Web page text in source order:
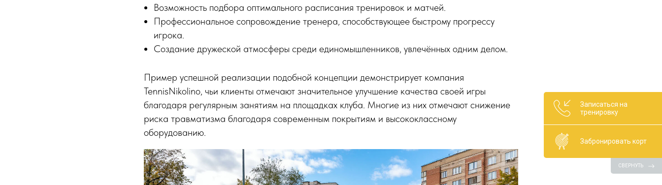
Возможность подбора оптимального расписания тренировок и матчей.
Профессиональное сопровождение тренера, способствующее быстрому прогрессу
игрока.
Создание дружеской атмосферы среди единомышленников, увлечённых одним делом.
Пример успешной реализации подобной концепции демонстрирует компания
TennisNikolino, чьи клиенты отмечают значительное улучшение качества своей игры
благодаря регулярным занятиям на площадках клуба. Многие из них отмечают снижение
риска травматизма благодаря современным покрытиям и высококлассному
оборудованию.
Записаться на
тренировку
Забронировать корт
СВЕРНУТЬ